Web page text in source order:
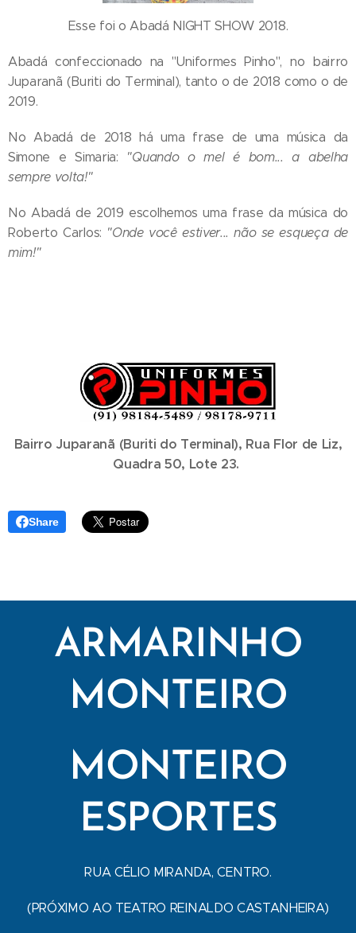
Esse foi o Abadá NIGHT SHOW 2018.
Abadá confeccionado na "Uniformes Pinho", no bairro
Juparanã (Buriti do Terminal), tanto o de 2018 como o de
2019.
No Abadá de 2018 há uma frase de uma música da
Simone e Simaria: "Quando o mel é bom... a abelha
sempre volta!"
No Abadá de 2019 escolhemos uma frase da música do
Roberto Carlos: "Onde você estiver... não se esqueça de
mim!"
Bairro Juparanã (Buriti do Terminal), Rua Flor de Liz,
Quadra 50, Lote 23.
Share
ARMARINHO
MONTEIRO
MONTEIRO
ESPORTES
RUA CÉLIO MIRANDA, CENTRO.
(PRÓXIMO AO TEATRO REINALDO CASTANHEIRA)